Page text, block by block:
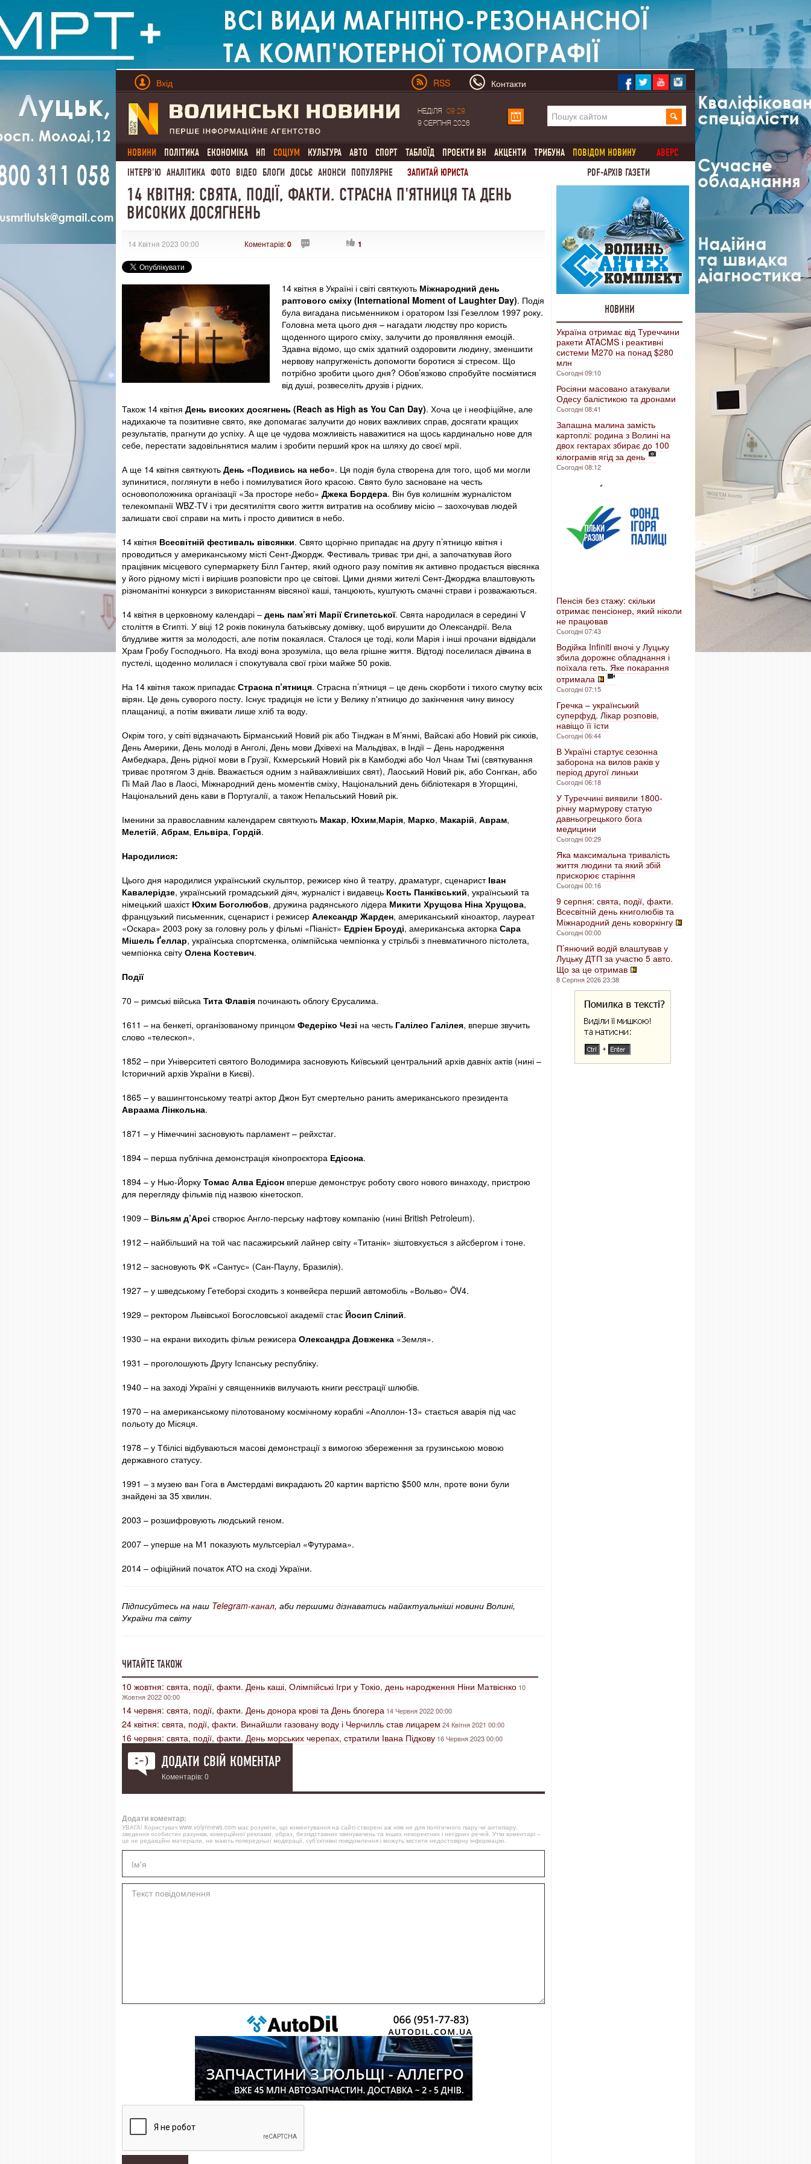
Вхід RSS Контакти
НЕДІЛЯ
09:29
9 СЕРПНЯ 2026
НОВИНИ ПОЛІТИКА ЕКОНОМІКА НП СОЦІУМ КУЛЬТУРА АВТО СПОРТ ТАБЛОЇД ПРОЕКТИ ВН АКЦЕНТИ ТРИБУНА ПОВІДОМ НОВИНУ
АВЕРС
ІНТЕРВ'Ю АНАЛІТИКА ФОТО ВІДЕО БЛОГИ ДОСЬЄ АНОНСИ ПОПУЛЯРНЕ ЗАПИТАЙ ЮРИСТА PDF-АРХІВ ГАЗЕТИ
14 КВІТНЯ: СВЯТА, ПОДІЇ, ФАКТИ. СТРАСНА П'ЯТНИЦЯ ТА ДЕНЬ
ВИСОКИХ ДОСЯГНЕНЬ
14 Квітня 2023 00:00 Коментарів:0 1
14 квітня в Україні і світі святкують Міжнародний день
раптового сміху (International Moment of Laughter Day). Подія
була вигадана письменником і оратором Іззі Гезеллом 1997 року.
Головна мета цього дня – нагадати людству про користь
щоденного щирого сміху, залучити до проявляння емоцій.
Здавна відомо, що сміх здатний оздоровити людину, зменшити
нервову напругженість допомогти боротися зі стресом. Що
потрібно зробити цього дня? Обов’язково спробуйте посміятися
від душі, розвеселіть друзів і рідних.
Також 14 квітня День високих досягнень (Reach as High as You Can Day). Хоча це і неофіційне, але
надихаюче та позитивне свято, яке допомагає залучити до нових важливих справ, досягати кращих
результатів, прагнути до успіху. А ще це чудова можливість наважитися на щось кардинально нове для
себе, перестати задовільнятися малим і зробити перший крок на шляху до своєї мрії.
А ще 14 квітня святкують День «Подивись на небо». Ця подія була створена для того, щоб ми могли
зупинитися, поглянути в небо і помилуватися його красою. Свято було засноване на честь
основоположника організації «За просторе небо» Джека Бордера. Він був колишнім журналістом
телекомпанії WBZ-TV і три десятиліття свого життя витратив на особливу місію – заохочував людей
залишати свої справи на мить і просто дивитися в небо.
14 квітня Всесвітній фестиваль вівсянки. Свято щорічно припадає на другу п’ятницю квітня і
проводиться у американському місті Сент-Джордж. Фестиваль триває три дні, а започаткував його
працівник місцевого супермаркету Білл Гантер, який одного разу помітив як активно продається вівсянка
у його рідному місті і вирішив розповісти про це світові. Цими днями жителі Сент-Джорджа влаштовують
різноманітні конкурси з використанням вівсяної каші, танцюють, куштують смачні страви і розважаються.
14 квітня в церковному календарі – день пам’яті Марії Єгипетської. Свята народилася в середині V
століття в Єгипті. У віці 12 років покинула батьківську домівку, щоб вирушити до Олександрії. Вела
блудливе життя за молодості, але потім покаялася. Сталося це тоді, коли Марія і інші прочани відвідали
Храм Гробу Господнього. На вході вона зрозуміла, що вела грішне життя. Відтоді поселилася дівчина в
пустелі, щоденно молилася і спокутувала свої гріхи майже 50 років.
На 14 квітня також припадає Страсна п’ятниця. Страсна п’ятниця – це день скорботи і тихого смутку всіх
вірян. Це день суворого посту. Існує традиція не їсти у Велику п'ятницю до закінчення чину виносу
плащаниці, а потім вживати лише хліб та воду.
Окрім того, у світі відзначають Бірманський Новий рік або Тінджан в М’янмі, Вайсакі або Новий рік сикхів,
День Америки, День молоді в Анголі, День мови Дхівехі на Мальдівах, в Індії – День народження
Амбедкара, День рідної мови в Грузії, Кхмерський Новий рік в Камбоджі або Чол Чнам Тмі (святкування
триває протягом 3 днів. Вважається одним з найважливіших свят), Лаоський Новий рік, або Сонгкан, або
Пі Май Лао в Лаосі, Міжнародний день моментів сміху, Національний день бібліотекаря в Угорщині,
Національний день кави в Португалії, а також Непальський Новий рік.
Іменини за православним календарем святкують Макар, Юхим,Марія, Марко, Макарій, Аврам,
Мелетій, Абрам, Ельвіра, Гордій.
Народилися:
Цього дня народилися український скульптор, режисер кіно й театру, драматург, сценарист Іван
Кавалерідзе, український громадський діяч, журналіст і видавець Кость Панківський, український та
німецький шахіст Юхим Боголюбов, дружина радянського лідера Микити Хрущова Ніна Хрущова,
французький письменник, сценарист і режисер Александр Жарден, американський кіноактор, лауреат
«Оскара» 2003 року за головну роль у фільмі «Піаніст» Едріен Броуді, американська акторка Сара
Мішель Ґеллар, українська спортсменка, олімпійська чемпіонка у стрільбі з пневматичного пістолета,
чемпіонка світу Олена Костевич.
Події
70 – римські війська Тита Флавія починають облогу Єрусалима.
1611 – на бенкеті, організованому принцом Федеріко Чезі на честь Галілео Галілея, вперше звучить
слово «телескоп».
1852 – при Університеті святого Володимира засновують Київський центральний архів давніх актів (нині –
Історичний архів України в Києві).
1865 – у вашингтонському театрі актор Джон Бут смертельно ранить американського президента
Авраама Лінкольна.
1871 – у Німеччині засновують парламент – рейхстаг.
1894 – перша публічна демонстрація кінопроєктора Едісона.
1894 – у Нью-Йорку Томас Алва Едісон вперше демонструє роботу свого нового винаходу, пристрою
для перегляду фільмів під назвою кінетоскоп.
1909 – Вільям д’Арсі створює Англо-перську нафтову компанію (нині British Petroleum).
1912 – найбільший на той час пасажирський лайнер світу «Титанік» зіштовхується з айсбергом і тоне.
1912 – засновують ФК «Сантус» (Сан-Паулу, Бразилія).
1927 – у шведському Гетеборзі сходить з конвейєра перший автомобіль «Вольво» ÖV4.
1929 – ректором Львівської Богословської академії стає Йосип Сліпий.
1930 – на екрани виходить фільм режисера Олександра Довженка «Земля».
1931 – проголошують Другу Іспанську республіку.
1940 – на заході Україні у священників вилучають книги реєстрації шлюбів.
1970 – на американському пілотованому космічному кораблі «Аполлон-13» стається аварія під час
польоту до Місяця.
1978 – у Тбілісі відбуваються масові демонстрації з вимогою збереження за грузинською мовою
державного статусу.
1991 – з музею ван Гога в Амстердамі викрадають 20 картин вартістю $500 млн, проте вони були
знайдені за 35 хвилин.
2003 – розшифровують людський геном.
2007 – уперше на М1 показують мультсеріал «Футурама».
2014 – офіційний початок АТО на сході України.
Підписуйтесь на наш Telegram-канал, аби першими дізнаватись найактуальніші новини Волині,
України та світу
ЧИТАЙТЕ ТАКОЖ
10 жовтня: свята, події, факти. День каші, Олімпійські Ігри у Токіо, день народження Ніни Матвієнко 10
Жовтня 2022 00:00
14 червня: свята, події, факти. День донора крові та День блогера 14 Червня 2022 00:00
24 квітня: свята, події, факти. Винайшли газовану воду і Черчилль став лицарем 24 Квітня 2021 00:00
16 червня: свята, події, факти. День морських черепах, стратили Івана Підкову 16 Червня 2023 00:00
ДОДАТИ СВІЙ КОМЕНТАР
Коментарів: 0
Додати коментар:
УВАГА! Користувач www.volynnews.com має розуміти, що коментування на сайті створені аж ніяк не для політичного піару чи антипіару,
зведення особистих рахунків, комерційної реклами, образ, безпідставних звинувачень та інших некоректних і негідних речей. Утім коментарі –
це не редакційні матеріали, не мають попередньої модерації, суб’єктивні повідомлення і можуть містити недостовірну інформацію.
НОВИНИ
Україна отримає від Туреччини
ракети ATACMS і реактивні
системи M270 на понад $280
млн
Сьогодні 09:10
Росіяни масовано атакували
Одесу балістикою та дронами
Сьогодні 08:41
Запашна малина замість
картоплі: родина з Волині на
двох гектарах збирає до 100
кілограмів ягід за день
Сьогодні 08:12
Пенсія без стажу: скільки
отримає пенсіонер, який ніколи
не працював
Сьогодні 07:43
Водійка Infiniti вночі у Луцьку
збила дорожнє обладнання і
поїхала геть. Яке покарання
отримала
Сьогодні 07:15
Гречка – український
суперфуд. Лікар розповів,
навіщо її їсти
Сьогодні 06:44
В Україні стартує сезонна
заборона на вилов раків у
період другої линьки
Сьогодні 06:18
У Туреччині виявили 1800-
річну мармурову статую
давньогрецького бога
медицини
Сьогодні 00:29
Яка максимальна тривалість
життя людини та який збій
прискорює старіння
Сьогодні 00:16
9 серпня: свята, події, факти.
Всесвітній день книголюбів та
Міжнародний день коворкінгу
Сьогодні 00:00
П’янючий водій влаштував у
Луцьку ДТП за участю 5 авто.
Що за це отримав
8 Серпня 2026 23:38